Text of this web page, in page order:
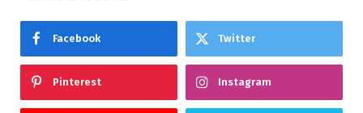
Facebook Twitter
Pinterest Instagram